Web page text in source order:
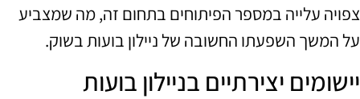
צפויה עלייה במספר הפיתוחים בתחום זה, מה שמצביע
על המשך השפעתו החשובה של ניילון בועות בשוק.
יישומים יצירתיים בניילון בועות